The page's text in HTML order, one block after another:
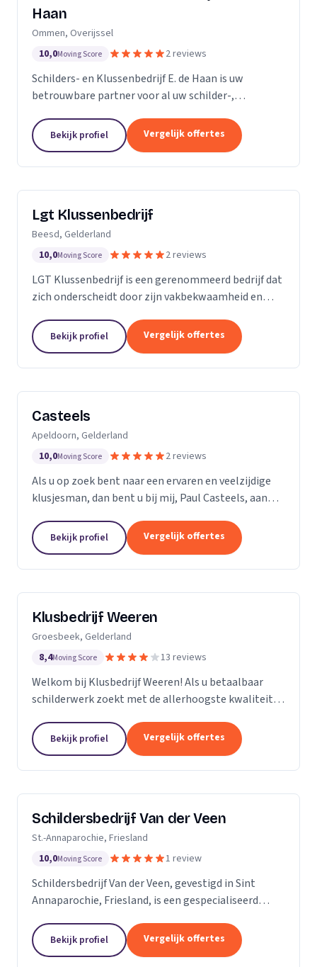
Haan
Ommen, Overijssel
10,0Moving Score 2 reviews
Schilders- en Klussenbedrijf E. de Haan is uw
betrouwbare partner voor al uw schilder-,
in november 2007, hebben we ons onderscheiden
door onze...
Bekijk profiel Vergelijk offertes
Lgt Klussenbedrijf
Beesd, Gelderland
10,0Moving Score 2 reviews
LGT Klussenbedrijf is een gerenommeerd bedrijf dat
zich onderscheidt door zijn vakbekwaamheid en
ervaren professionals die elk een specifieke taak...
Bekijk profiel Vergelijk offertes
Casteels
Apeldoorn, Gelderland
10,0Moving Score 2 reviews
Als u op zoek bent naar een ervaren en veelzijdige
klusjesman, dan bent u bij mij, Paul Casteels, aan
klussenbedrijf en heb ik een breed scala aan...
Bekijk profiel Vergelijk offertes
Klusbedrijf Weeren
Groesbeek, Gelderland
8,4Moving Score 13 reviews
Welkom bij Klusbedrijf Weeren! Als u betaalbaar
schilderwerk zoekt met de allerhoogste kwaliteit
kwaliteit omdat schilderwerk onze passie is, dit
ziet...
Bekijk profiel Vergelijk offertes
Schildersbedrijf Van der Veen
St.-Annaparochie, Friesland
10,0Moving Score 1 review
Schildersbedrijf Van der Veen, gevestigd in Sint
Annaparochie, Friesland, is een gespecialiseerd
teruggaat tot 2010. Wij zijn voortgekomen uit het...
Bekijk profiel Vergelijk offertes